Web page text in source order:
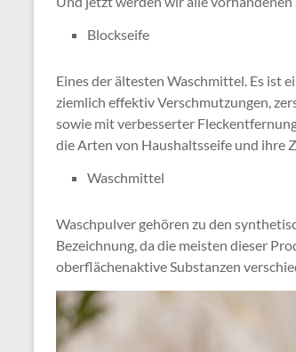
Blockseife
Eines der ältesten Waschmittel. Es ist
ziemlich effektiv Verschmutzungen,
sowie mit verbesserter
die Arten von Haushaltsseife und ihre
Waschmittel
Waschpulver gehören zu den
Bezeichnung, da die meisten dieser
oberflächenaktive Substanzen